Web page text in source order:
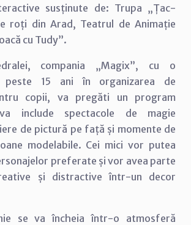
susținute de: Trupa „Țac-
roți din Arad, Teatrul de Animație
cu Tudy”.
compania „Magix”, cu o
peste 15 ani în organizarea de
copii, va pregăti un program
include spectacole de magie
de pictură pe față și momente de
modelabile. Cei mici vor putea
preferate și vor avea parte
și distractive într-un decor
se va încheia într-o atmosferă